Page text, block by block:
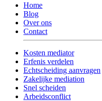
Home
Blog
Over ons
Contact
Kosten mediator
Erfenis verdelen
Echtscheiding aanvragen
Zakelijke mediation
Snel scheiden
Arbeidsconflict